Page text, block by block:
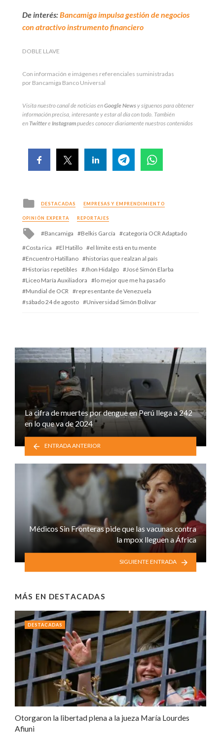
De interés:Bancamiga impulsa gestión de negocios
con atractivo instrumento financiero
DOBLE LLAVE
Con información e imágenes referenciales suministradas
por Bancamiga Banco Universal
Visita nuestro canal de noticias enGoogle Newsy síguenos para obtener
información precisa, interesante y estar al día con todo. También
enTwittere Instagrampuedes conocer diariamente nuestros contenidos
Posted
in
DESTACADAS EMPRESAS Y EMPRENDIMIENTO
OPINIÓN EXPERTA REPORTAJES
Tagged
Bancamiga Belkis García
categoría OCR Adaptado
Costa rica
El Hatillo
el límite está en tu mente
Encuentro Hatillano
historias que realzan al país
Historias repetibles
Jhon Hidalgo
José Simón Elarba
Liceo María Auxiliadora
lo mejor que me ha pasado
Mundial de OCR
representante de Venezuela
sábado 24 de agosto
Universidad Simón Bolívar
La cifra de muertes por dengue en Perú llega a 242
en lo que va de 2024
ENTRADA ANTERIOR
Médicos Sin Fronteras pide que las vacunas contra
la mpox lleguen a África
SIGUIENTE ENTRADA
MÁS EN DESTACADAS
Otorgaron la libertad plena a la jueza María Lourdes
Afiuni
DESTACADAS